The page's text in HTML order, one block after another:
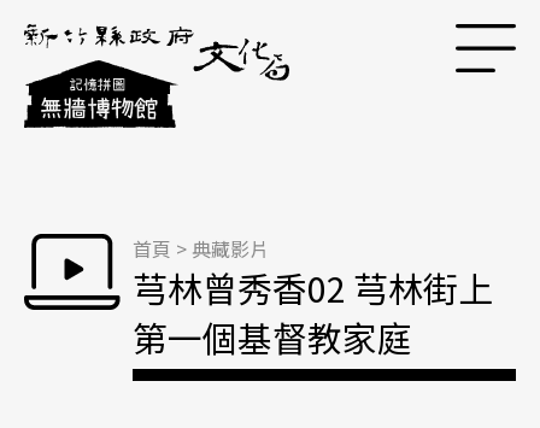
跳到主要內容區塊
首頁 > 典藏影片
芎林曾秀香02 芎林街上
第一個基督教家庭